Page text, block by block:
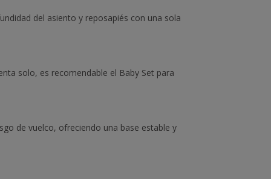
del asiento y reposapiés con una sola
solo, es recomendable el Baby Set para
de vuelco, ofreciendo una base estable y